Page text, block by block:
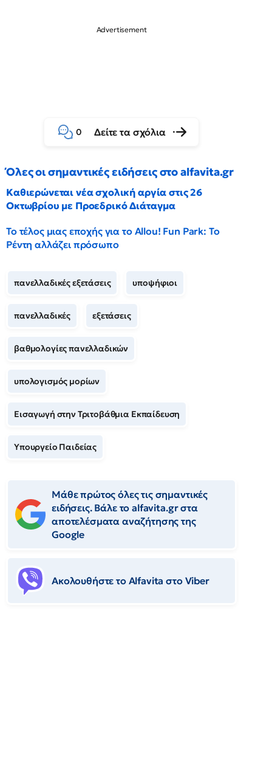
0 Δείτε τα σχόλια
Όλες οι σημαντικές ειδήσεις στο alfavita.gr
Καθιερώνεται νέα σχολική αργία στις 26
Οκτωβρίου με Προεδρικό Διάταγμα
Το τέλος μιας εποχής για το Allou! Fun Park: Το
Ρέντη αλλάζει πρόσωπο
πανελλαδικές εξετάσεις υποψήφιοι
πανελλαδικές εξετάσεις
βαθμολογίες πανελλαδικών
υπολογισμός μορίων
Εισαγωγή στην Τριτοβάθμια Εκπαίδευση
Υπουργείο Παιδείας
Μάθε πρώτος όλες τις σημαντικές
ειδήσεις. Βάλε το alfavita.gr στα
αποτελέσματα αναζήτησης της
Google
Ακολουθήστε το Αlfavita στο Viber